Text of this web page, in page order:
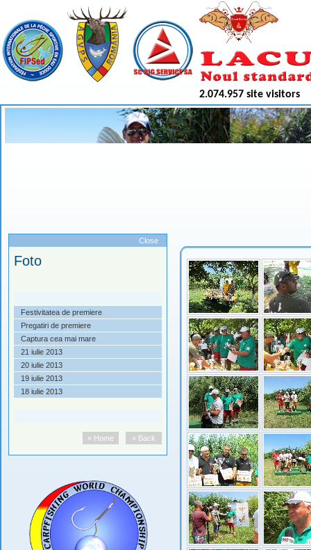
2.074.957 site visitors
Close
Foto
Festivitatea de premiere
Pregatiri de premiere
Captura cea mai mare
21 iulie 2013
20 iulie 2013
19 iulie 2013
18 iulie 2013
« Back
« Home